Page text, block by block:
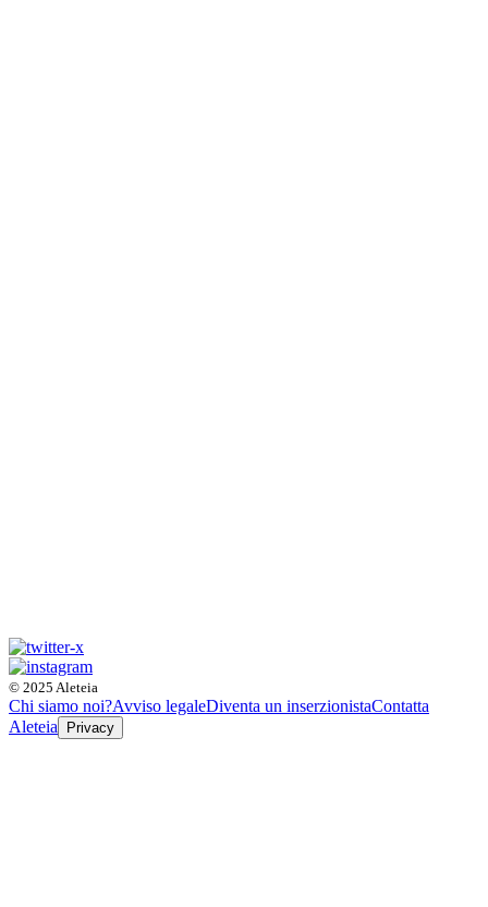
© 2025 Aleteia
Chi siamo noi?Avviso legaleDiventa un inserzionistaContatta
Aleteia
Privacy